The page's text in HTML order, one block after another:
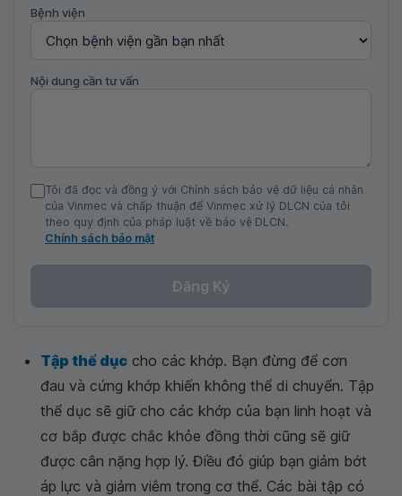
Bệnh viện
Nội dung cần tư vấn
Tôi đã đọc và đồng ý với Chính sách bảo vệ dữ liệu cá nhân
của Vinmec và chấp thuận để Vinmec xử lý DLCN của tôi
theo quy định của pháp luật về bảo vệ DLCN.
Chính sách bảo mật
Đăng Ký
Tập thể dục cho các khớp. Bạn đừng để cơn
đau và cứng khớp khiến không thể di chuyển. Tập
thể dục sẽ giữ cho các khớp của bạn linh hoạt và
cơ bắp được chắc khỏe đồng thời cũng sẽ giữ
được cân nặng hợp lý. Điều đó giúp bạn giảm bớt
áp lực và giảm viêm trong cơ thể. Các bài tập có